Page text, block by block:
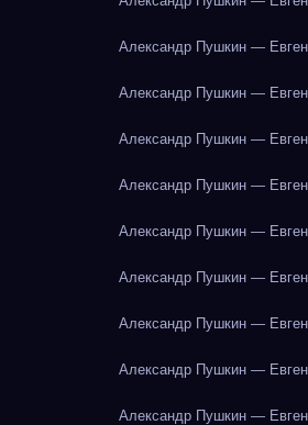
Александр Пушкин —
Александр Пушкин —
Александр Пушкин —
Александр Пушкин —
Александр Пушкин —
Александр Пушкин —
Александр Пушкин —
Александр Пушкин —
Александр Пушкин —